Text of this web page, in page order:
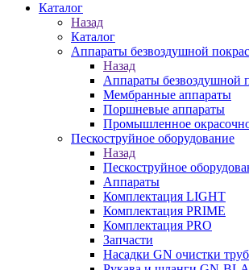
Каталог
Назад
Каталог
Аппараты безвоздушной
Назад
Аппараты безвоздушной
Мембранные аппараты
Поршневые аппараты
Промышленное
Пескоструйное оборудование
Назад
Пескоструйное
Аппараты
Комплектация LIGHT
Комплектация PRIME
Комплектация PRO
Запчасти
Насадки GN очистки труб